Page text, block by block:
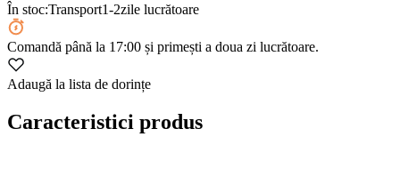
În stoc:Transport1-2zile lucrătoare
Comandă până la 17:00 și primești a doua zi lucrătoare.
Adaugă la lista de dorințe
Caracteristici produs